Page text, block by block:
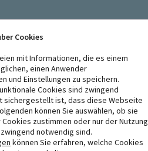
Cookies
mit Informationen, die es einem
einen Anwender
und Einstellungen zu speichern.
Cookies sind zwingend
sichergestellt ist, dass diese Webseite
können Sie auswählen, ob sie
zustimmen oder nur der Nutzung
notwendig sind.
können Sie erfahren, welche Cookies